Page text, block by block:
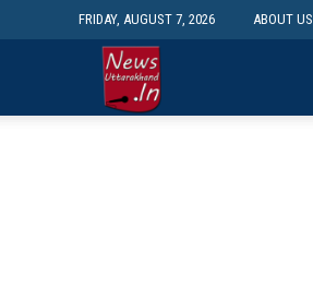
FRIDAY, AUGUST 7, 2026 ABOUT US